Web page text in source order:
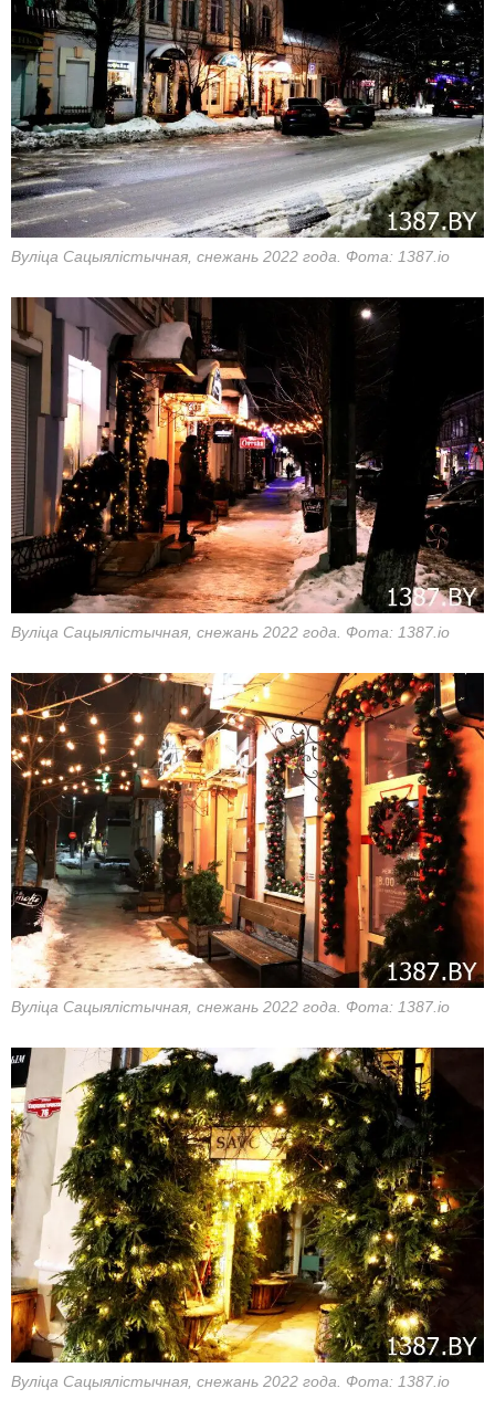
Вуліца Сацыялістычная, снежань 2022 года. Фота: 1387.io
Вуліца Сацыялістычная, снежань 2022 года. Фота: 1387.io
Вуліца Сацыялістычная, снежань 2022 года. Фота: 1387.io
Вуліца Сацыялістычная, снежань 2022 года. Фота: 1387.io